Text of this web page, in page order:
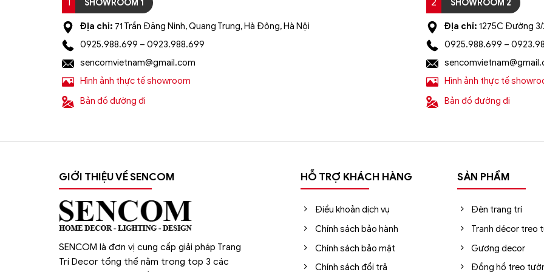
Đèn Tường Trang Trí Hiện Đại SC01- ĐTHĐ(5)
1 SHOWROOM 1
Địa chỉ: 71 Trần Đăng Ninh, Quang Trung, Hà Đông, Hà Nội
0925.988.699 – 0923.988.699
sencomvietnam@gmail.com
Hình ảnh thực tế showroom
Bản đồ đường đi
2 SHOWROOM 2
Địa chỉ: 1275C Đường 3/
0925.988.699 –
Hình ảnh thực tế
Bản đồ đường đi
GIỚI THIỆU VỀ SENCOM
SENCOM là đơn vị cung cấp giải pháp Trang
Trí Decor tổng thể nằm trong top 3 các
HỖ TRỢ KHÁCH HÀNG
Điều khoản dịch vụ
Chính sách bảo hành
Chính sách bảo mật
Chính sách đổi trả
SẢN PHẨM
Đèn trang trí
Tranh décor treo
Gương decor
Đồng hồ treo